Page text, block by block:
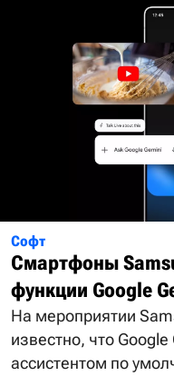
Софт
Смартфоны
функции Google
На мероприятии
известно, что
ассистентом по